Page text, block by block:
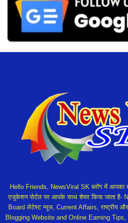
Hello Friends, NewsViral SK ब्लॉग में आपका
एजुकेशन पोर्टल पर आपके साथ शेयर किया जाता
Board लेटेस्ट न्यूज, Current Affairs, राष्ट्रीय और
Blogging Website and Online Earning Tips,